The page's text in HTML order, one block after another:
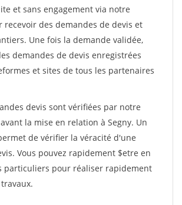
et sans engagement via notre
des demandes de devis et
Une fois la demande validée,
demandes de devis enregistrées
et sites de tous les partenaires
devis sont vérifiées par notre
la mise en relation à Segny. Un
de vérifier la véracité d'une
Vous pouvez rapidement $etre en
particuliers pour réaliser rapidement